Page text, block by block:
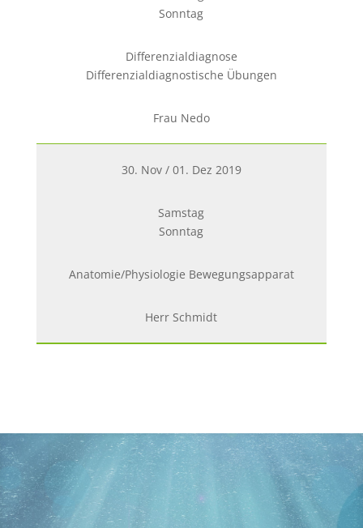
Sonntag
Differenzialdiagnose
Differenzialdiagnostische Übungen
Frau Nedo
30. Nov / 01. Dez 2019
Samstag
Sonntag
Anatomie/Physiologie Bewegungsapparat
Herr Schmidt